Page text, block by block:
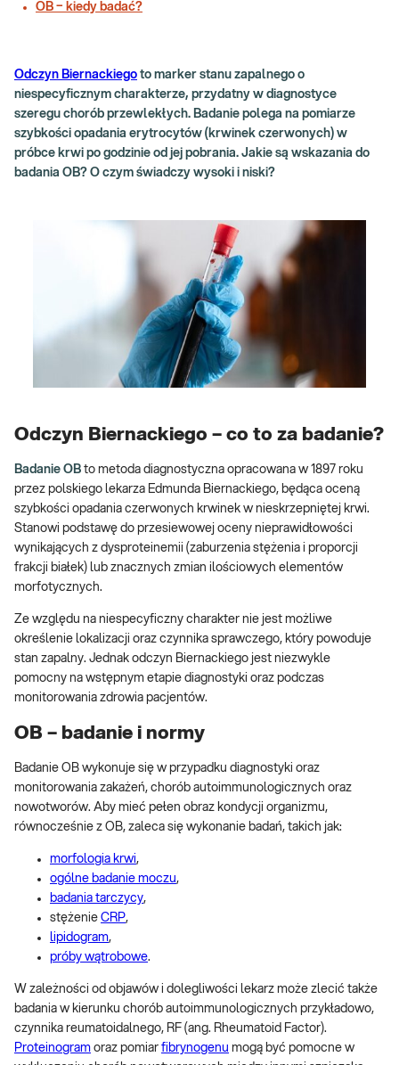
OB − kiedy badać?
Odczyn Biernackiego to marker stanu zapalnego o
niespecyficznym charakterze, przydatny w diagnostyce
szeregu chorób przewlekłych. Badanie polega na pomiarze
szybkości opadania erytrocytów (krwinek czerwonych) w
próbce krwi po godzinie od jej pobrania. Jakie są wskazania do
badania OB? O czym świadczy wysoki i niski?
Odczyn Biernackiego – co to za badanie?
Badanie OB to metoda diagnostyczna opracowana w 1897 roku
przez polskiego lekarza Edmunda Biernackiego, będąca oceną
szybkości opadania czerwonych krwinek w nieskrzepniętej krwi.
Stanowi podstawę do przesiewowej oceny nieprawidłowości
wynikających z dysproteinemii (zaburzenia stężenia i proporcji
frakcji białek) lub znacznych zmian ilościowych elementów
morfotycznych.
Ze względu na niespecyficzny charakter nie jest możliwe
określenie lokalizacji oraz czynnika sprawczego, który powoduje
stan zapalny. Jednak odczyn Biernackiego jest niezwykle
pomocny na wstępnym etapie diagnostyki oraz podczas
monitorowania zdrowia pacjentów.
OB – badanie i normy
Badanie OB wykonuje się w przypadku diagnostyki oraz
monitorowania zakażeń, chorób autoimmunologicznych oraz
nowotworów. Aby mieć pełen obraz kondycji organizmu,
równocześnie z OB, zaleca się wykonanie badań, takich jak:
morfologia krwi,
ogólne badanie moczu,
badania tarczycy,
stężenie CRP,
lipidogram,
próby wątrobowe.
W zależności od objawów i dolegliwości lekarz może zlecić także
badania w kierunku chorób autoimmunologicznych przykładowo,
czynnika reumatoidalnego, RF (ang. Rheumatoid Factor).
Proteinogram oraz pomiar fibrynogenu mogą być pomocne w